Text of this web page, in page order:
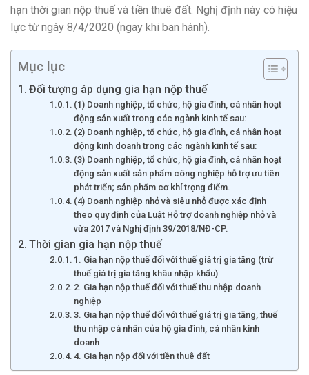
hạn thời gian nộp thuế và tiền thuê đất. Nghị định này có hiệu
lực từ ngày 8/4/2020 (ngay khi ban hành).
Mục lục
Đối tượng áp dụng gia hạn nộp thuế
(1) Doanh nghiệp, tổ chức, hộ gia đình, cá nhân hoạt
động sản xuất trong các ngành kinh tế sau:
(2) Doanh nghiệp, tổ chức, hộ gia đình, cá nhân hoạt
động kinh doanh trong các ngành kinh tế sau:
(3) Doanh nghiệp, tổ chức, hộ gia đình, cá nhân hoạt
động sản xuất sản phẩm công nghiệp hỗ trợ ưu tiên
phát triển; sản phẩm cơ khí trọng điểm.
(4) Doanh nghiệp nhỏ và siêu nhỏ được xác định
theo quy định của Luật Hỗ trợ doanh nghiệp nhỏ và
vừa 2017 và Nghị định 39/2018/NĐ-CP.
Thời gian gia hạn nộp thuế
1. Gia hạn nộp thuế đối với thuế giá trị gia tăng (trừ
thuế giá trị gia tăng khâu nhập khẩu)
2. Gia hạn nộp thuế đối với thuế thu nhập doanh
nghiệp
3. Gia hạn nộp thuế đối với thuế giá trị gia tăng, thuế
thu nhập cá nhân của hộ gia đình, cá nhân kinh
doanh
4. Gia hạn nộp đối với tiền thuê đất